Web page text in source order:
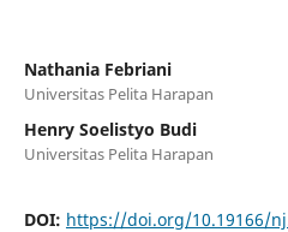
Nathania Febriani
Universitas Pelita Harapan
Henry Soelistyo Budi
Universitas Pelita Harapan
DOI: https://doi.org/10.19166/